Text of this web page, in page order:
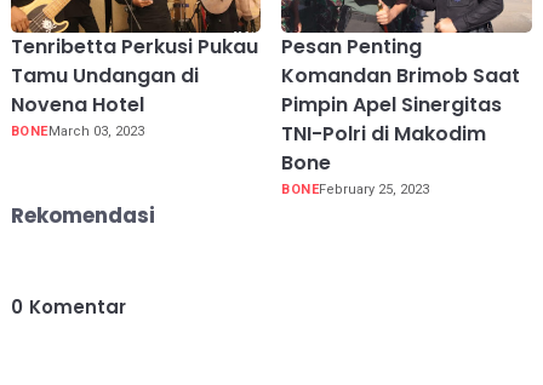
Tenribetta Perkusi Pukau
Tamu Undangan di
Novena Hotel
BONEMarch 03, 2023
Pesan Penting
Komandan Brimob Saat
Pimpin Apel Sinergitas
TNI-Polri di Makodim
Bone
BONEFebruary 25, 2023
Rekomendasi
0 Komentar